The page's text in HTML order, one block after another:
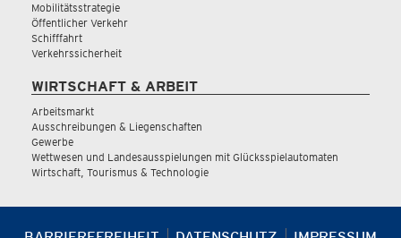
Mobilitätsstrategie
Öffentlicher Verkehr
Schifffahrt
Verkehrssicherheit
WIRTSCHAFT & ARBEIT
Arbeitsmarkt
Ausschreibungen & Liegenschaften
Gewerbe
Wettwesen und Landesausspielungen mit Glücksspielautomaten
Wirtschaft, Tourismus & Technologie